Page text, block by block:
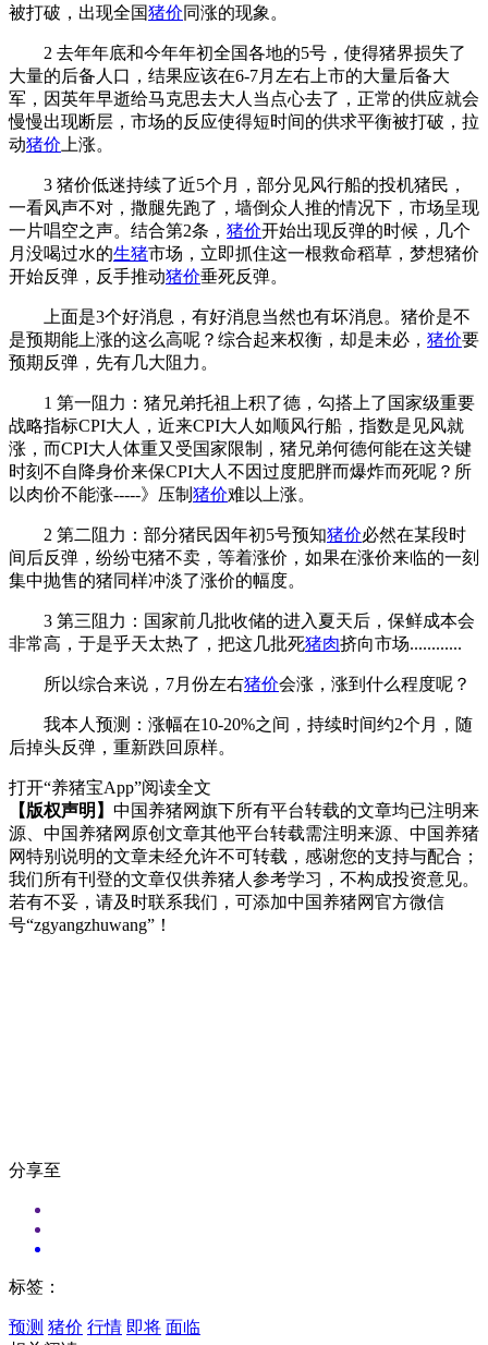
被打破，出现全国猪价同涨的现象。
2 去年年底和今年年初全国各地的5号，使得猪界损失了
大量的后备人口，结果应该在6-7月左右上市的大量后备大
军，因英年早逝给马克思去大人当点心去了，正常的供应就会
慢慢出现断层，市场的反应使得短时间的供求平衡被打破，拉
动猪价 上涨。
3 猪价低迷持续了近5个月，部分见风行船的投机猪民，
一看风声不对，撒腿先跑了，墙倒众人推的情况下，市场呈现
一片唱空之声。结合第2条， 猪价开始出现反弹的时候，几个
月没喝过水的生猪市场，立即抓住这一根救命稻草，梦想猪价
开始反弹，反手推动猪价垂死反弹。
上面是3个好消息，有好消息当然也有坏消息。猪价是不
是预期能上涨的这么高呢？综合起来权衡，却是未必， 猪价要
预期反弹，先有几大阻力。
1 第一阻力：猪兄弟托祖上积了德，勾搭上了国家级重要
战略指标CPI大人，近来CPI大人如顺风行船，指数是见风就
涨，而CPI大人体重又受国家限制，猪兄弟何德何能在这关键
时刻不自降身价来保CPI大人不因过度肥胖而爆炸而死呢？所
以肉价不能涨-----》压制 猪价难以上涨。
2 第二阻力：部分猪民因年初5号预知猪价必然在某段时
间后反弹，纷纷屯猪不卖，等着涨价，如果在涨价来临的一刻
集中抛售的猪同样冲淡了涨价的幅度。
3 第三阻力：国家前几批收储的进入夏天后，保鲜成本会
非常高，于是乎天太热了，把这几批死猪肉挤向市场............
所以综合来说，7月份左右猪价会涨，涨到什么程度呢？
我本人预测：涨幅在10-20%之间，持续时间约2个月，随
后掉头反弹，重新跌回原样。
打开“养猪宝App”阅读全文
【版权声明】 中国养猪网旗下所有平台转载的文章均已注明来
源、中国养猪网原创文章其他平台转载需注明来源、中国养猪
网特别说明的文章未经允许不可转载，感谢您的支持与配合；
我们所有刊登的文章仅供养猪人参考学习，不构成投资意见。
若有不妥，请及时联系我们，可添加中国养猪网官方微信
号“zgyangzhuwang”！
分享至
标签：
预测 猪价 行情 即将 面临